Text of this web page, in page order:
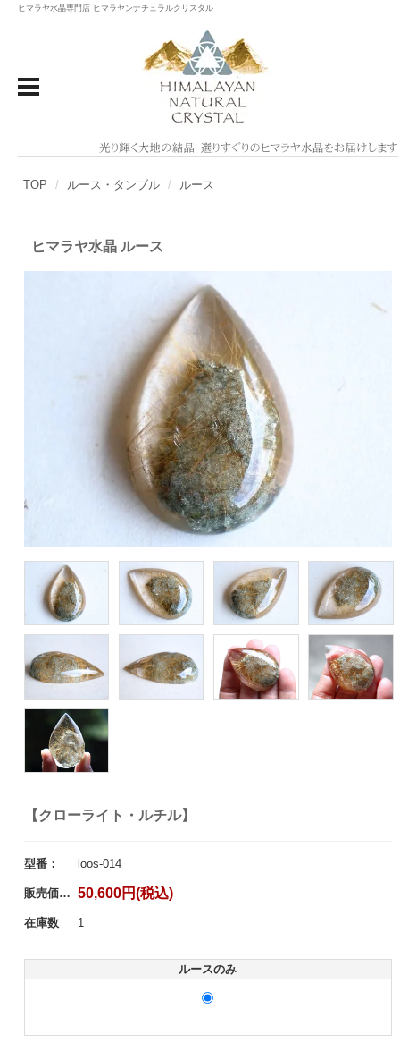
ヒマラヤ水晶専門店 ヒマラヤンナチュラルクリスタル
TOP ルース・タンブル ルース
ヒマラヤ水晶 ルース
【クローライト・ルチル】
型番： loos-014
販売価格： 50,600円(税込)
在庫数 1
ルースのみ